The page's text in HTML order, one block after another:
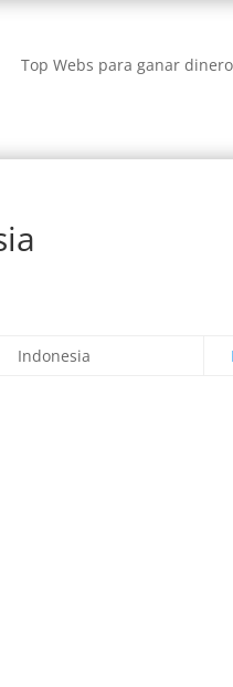
Top Webs para ganar dinero
Indonesia